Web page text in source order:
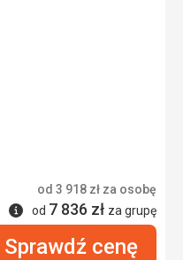
od 3 918 zł za osobę
Informacje
od 7 836 zł za grupę
Sprawdź cenę